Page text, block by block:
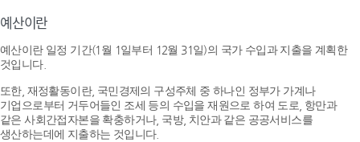
예산이란
예산이란 일정 기간(1월 1일부터 12월 31일)의 국가 수입과 지출을 계획한
것입니다.
또한, 재정활동이란, 국민경제의 구성주체 중 하나인 정부가 가계나
기업으로부터 거두어들인 조세 등의 수입을 재원으로 하여 도로, 항만과
같은 사회간접자본을 확충하거나, 국방, 치안과 같은 공공서비스를
생산하는데에 지출하는 것입니다.